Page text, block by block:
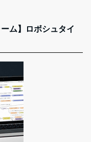
ム】ロボシュタイ